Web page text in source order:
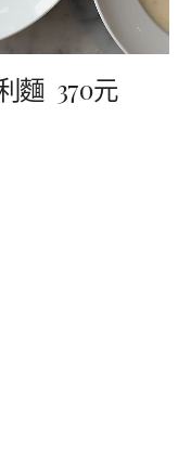
麵 370元